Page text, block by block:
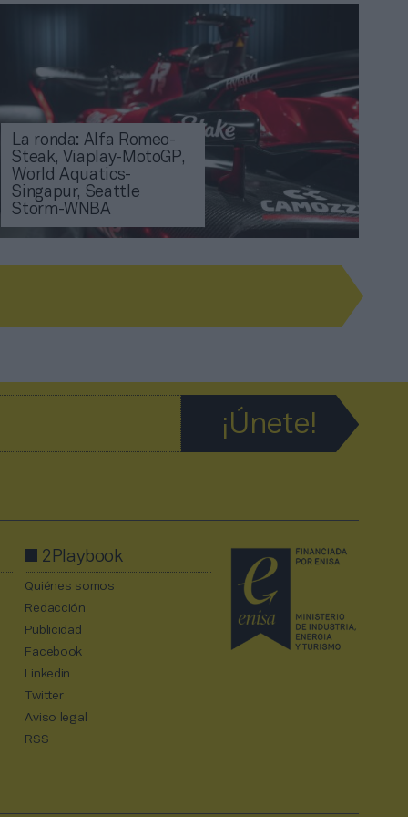
La ronda: Alfa Romeo-
Steak, Viaplay-MotoGP,
World Aquatics-
Singapur, Seattle
Storm-WNBA
2Playbook
Quiénes somos
Redacción
Publicidad
Facebook
Linkedin
Twitter
Aviso legal
RSS